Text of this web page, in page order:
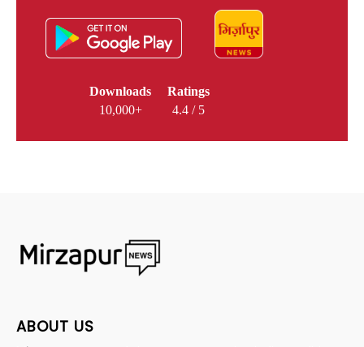
Downloads
10,000+
Ratings
4.4 / 5
ABOUT US